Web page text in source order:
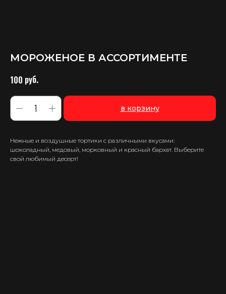
МОРОЖЕНОЕ В АССОРТИМЕНТЕ
100 руб.
в корзину
Нежные и воздушные тортики с различными вкусами:
шоколадный, медовый, морковный и красный бархат. Выберите
свой любимый десерт!